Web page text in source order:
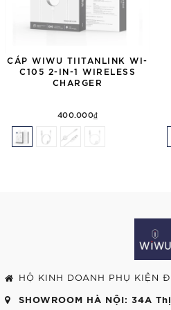
CÁP WIWU TIITANLINK WI-
C105 2-IN-1 WIRELESS
CHARGER
400.000₫
HỘ KINH DOANH PHỤ KIỆN
SHOWROOM HÀ NỘI: 34A